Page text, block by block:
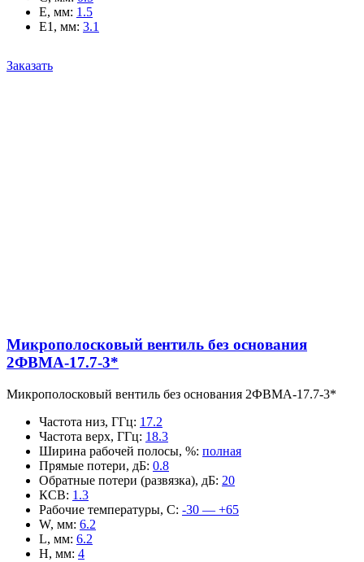
E, мм: 1.5
E1, мм: 3.1
Заказать
Микрополосковый вентиль без основания
2ФВМA-17.7-3*
Микрополосковый вентиль без основания 2ФВМA-17.7-3*
Частота низ, ГГц: 17.2
Частота верх, ГГц: 18.3
Ширина рабочей полосы, %: полная
Прямые потери, дБ: 0.8
Обратные потери (развязка), дБ: 20
КСВ: 1.3
Рабочие температуры, С: -30 — +65
W, мм: 6.2
L, мм: 6.2
H, мм: 4